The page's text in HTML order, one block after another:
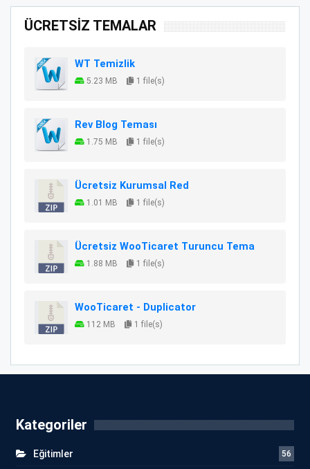
ÜCRETSİZ TEMALAR
WT Temizlik
5.23 MB 1 file(s)
Rev Blog Teması
1.75 MB 1 file(s)
Ücretsiz Kurumsal Red
1.01 MB 1 file(s)
Ücretsiz WooTicaret Turuncu Tema
1.88 MB 1 file(s)
WooTicaret - Duplicator
112 MB 1 file(s)
Kategoriler
Eğitimler 56